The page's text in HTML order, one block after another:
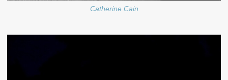
Catherine Cain